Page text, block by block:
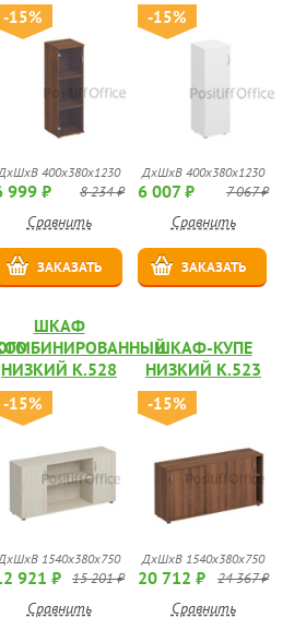
-15%
400x380x1230
999 ₽ 8 234 ₽
Сравнить
ЗАКАЗАТЬ
-15%
ДхШхВ 400x380x1230
6 007 ₽ 7 067 ₽
Сравнить
ЗАКАЗАТЬ
ШКАФ
НИЗКИЙ К.528
-15%
1540x380x750
921 ₽ 15 201 ₽
Сравнить
ШКАФ-КУПЕ
НИЗКИЙ К.523
-15%
ДхШхВ 1540x380x750
20 712 ₽ 24 367 ₽
Сравнить